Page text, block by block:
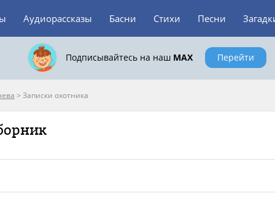
Аудиорассказы Басни Стихи Песни
Подписывайтесь на наш MAX Перейти
> Записки охотника